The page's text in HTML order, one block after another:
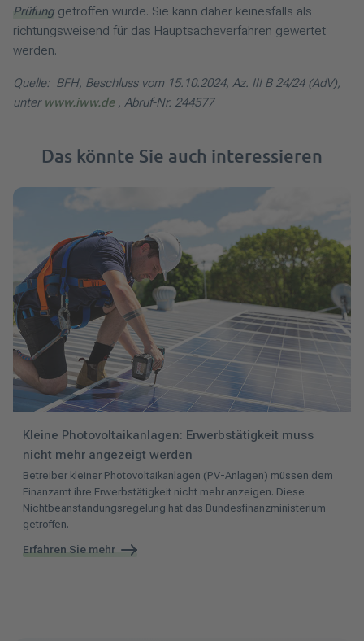
Prüfung getroffen wurde. Sie kann daher keinesfalls als
richtungsweisend für das Hauptsacheverfahren gewertet
werden.
Quelle: BFH, Beschluss vom 15.10.2024, Az. III B 24/24 (AdV),
unter www.iww.de, Abruf-Nr. 244577
Das könnte Sie auch interessieren
Kleine Photovoltaikanlagen: Erwerbstätigkeit muss
nicht mehr angezeigt werden
Betreiber kleiner Photovoltaikanlagen (PV-Anlagen) müssen dem
Finanzamt ihre Erwerbstätigkeit nicht mehr anzeigen. Diese
Nichtbeanstandungsregelung hat das Bundesfinanzministerium
getroffen.
Erfahren Sie mehr